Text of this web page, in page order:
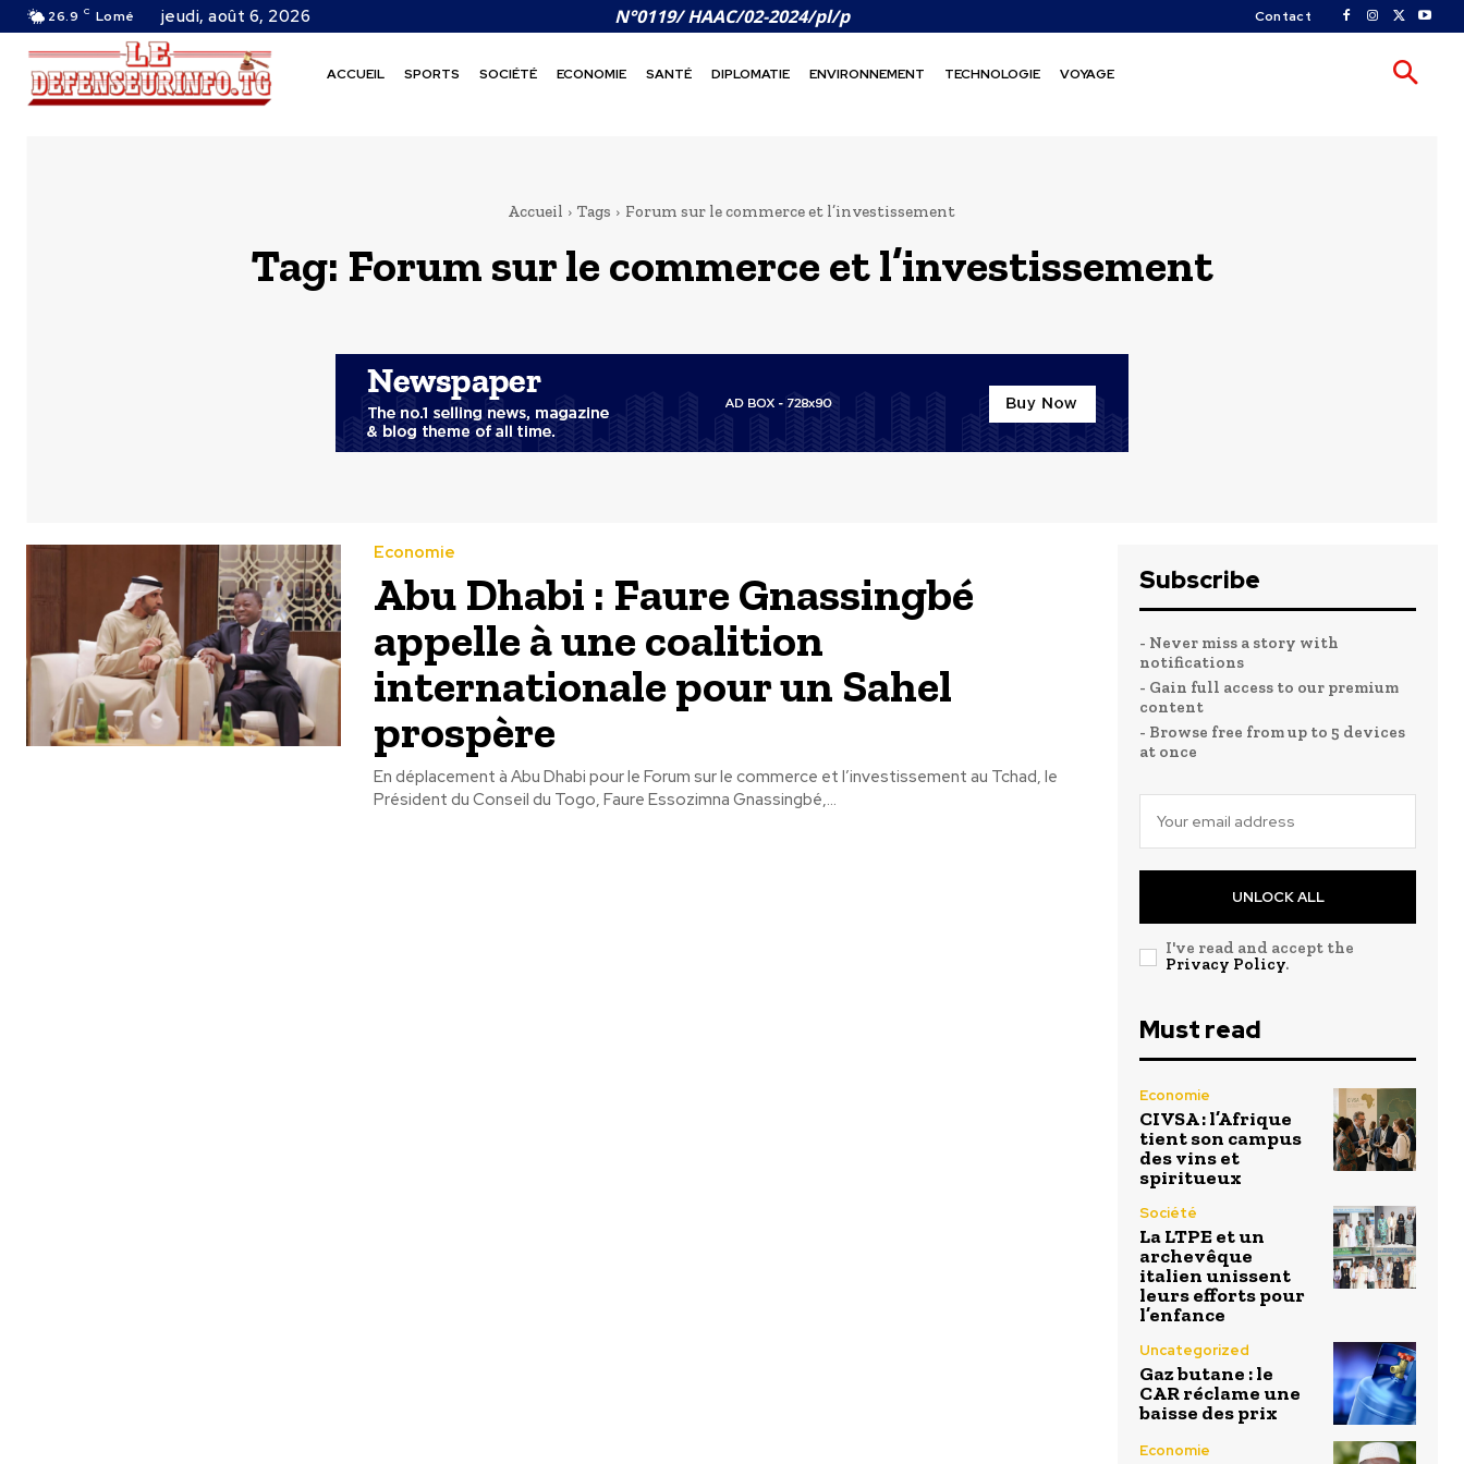
26.9 C Lomé jeudi, août 6, 2026 N°0119/ HAAC/02-2024/pl/p Contact
ACCUEIL SPORTS SOCIÉTÉ ECONOMIE SANTÉ DIPLOMATIE ENVIRONNEMENT TECHNOLOGIE VOYAGE
Accueil Tags Forum sur le commerce et l’investissement
Tag: Forum sur le commerce et l’investissement
Economie
Abu Dhabi : Faure Gnassingbé
appelle à une coalition
internationale pour un Sahel
prospère
En déplacement à Abu Dhabi pour le Forum sur le commerce et l’investissement au Tchad, le
Président du Conseil du Togo, Faure Essozimna Gnassingbé,...
Subscribe
- Never miss a story with
notifications
- Gain full access to our premium
content
- Browse free from up to 5 devices
at once
UNLOCK ALL
I've read and accept the
Privacy Policy.
Must read
Economie
CIVSA : l’Afrique
tient son campus
des vins et
spiritueux
Société
La LTPE et un
archevêque
italien unissent
leurs efforts pour
l’enfance
Uncategorized
Gaz butane : le
CAR réclame une
baisse des prix
Economie